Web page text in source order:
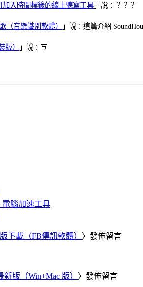
加入時間標籤的線上聽寫工具 」說：？？？
（音樂識別軟體） 」說：這篇介紹
） 」說：ㄎ
電腦加速工具
下載（FB傳訊軟體） 〉發佈留言
版（Win+Mac 版） 〉發佈留言